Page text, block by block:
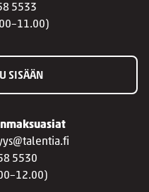
5533
SISÄÄN
5530